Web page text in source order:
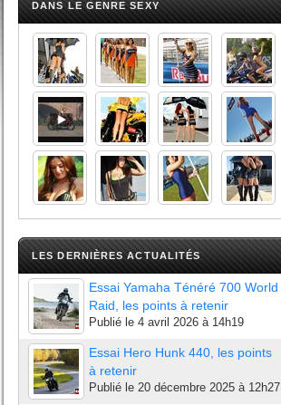
DANS LE GENRE SEXY
LES DERNIÈRES ACTUALITÉS
Essai Yamaha Ténéré 700 World
Raid, les points à retenir
Publié le 4 avril 2026 à 14h19
Essai Hero Hunk 440, les points
à retenir
Publié le 20 décembre 2025 à 12h27